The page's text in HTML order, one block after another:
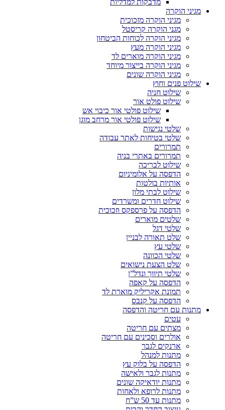
מדבקות למדליות
מגיני הוקרה
מגיני הוקרה מזכוכית
מגני הוקרה קריסטל
מגיני הוקרה לכוחות הביטחון
מגיני הוקרה מעץ
מגיני הוקרה מוארים לד
מגיני הוקרה בייצור מיוחד
מגיני הוקרה שונים
שילוט פנים וחוץ
שילוט חניה
שילוט פולט אור
שילוט פולטי אור כיבוי אש
שילוט פולטי אור מרחב מוגן
שלטי נגישות
שלטי בטיחות לאתר עבודה
תמרורים
תמרורים באתרי בניה
שילוט לבריכה
הדפסה על אלומיניום
אותיות בולטות
שילוט לבתי מלון
שילוט חדרים ומשרדים
הדפסה על פרספקס וזכוכית
שלטים מוארים
שלטי דגל
שלט תאורה לבניין
שלטי עץ
שלטי הכוונה
שלט הצעת נישואים
שלטי תיווך ונדל”ן
הדפסה על קאפה
תמונת אקריליק מוארת לד
הדפסה על קנבס
מתנות עם חריטה והדפסה
עטים
מצתים עם חריטה
אולרים וסכינים עם חריטה
ארנקים לגבר
מתנות למנהל
הדפסה על בלוק עץ
מתנות לגבר ולאישה
מתנות יודאיקה שונים
מתנות לרופא ולאחות
מתנות עד 50 ש”ח